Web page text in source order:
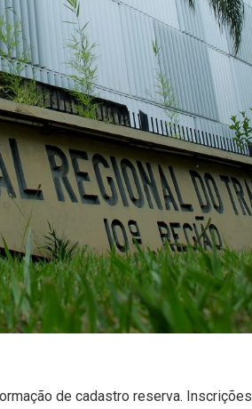
de cadastro reserva. Inscrições